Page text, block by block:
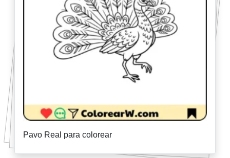
Pavo Real para colorear